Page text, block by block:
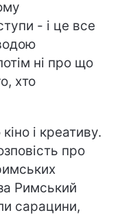
- і це все
ні про що
хто
і креативу.
про
Римський
сарацини,